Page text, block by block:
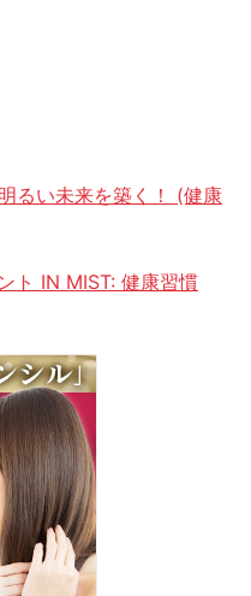
るい未来を築く！ (健康
ト IN MIST: 健康習慣